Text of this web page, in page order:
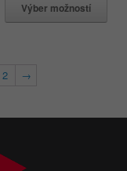
Výber možností
2 →